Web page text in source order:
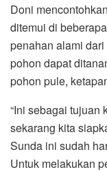
Doni
ditemui di
penahan alami
pohon dapat
pohon pule,
“Ini sebagai tujuan
sekarang kita
Sunda ini sudah
Untuk melakukan